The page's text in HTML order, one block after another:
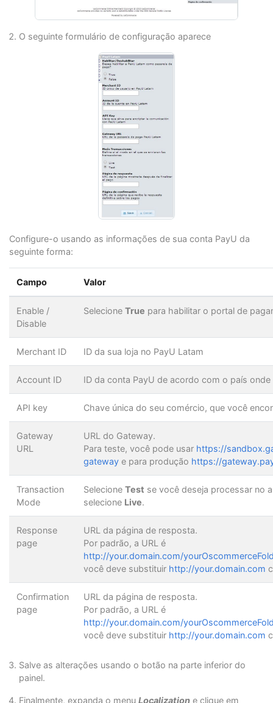
O seguinte formulário de configuração aparece
Configure-o usando as informações de sua conta PayU da
seguinte forma:
Campo Valor
Enable /
Disable
Selecione True para habilitar o portal de
Merchant ID ID da sua loja no PayU Latam
Account ID ID da conta PayU de acordo com o país
API key Chave única do seu comércio, que você
Gateway
URL
URL do Gateway.
Para teste, você pode usar https://
gateway e para produção https://
Transaction
Mode
Selecione Test se você deseja processar no
selecione Live.
Response
page
URL da página de resposta.
Por padrão, a URL é
http://your.domain.com/
você deve substituir http://your.domain.com
Confirmation
page
URL da página de resposta.
Por padrão, a URL é
http://your.domain.com/
você deve substituir http://your.domain.com
Salve as alterações usando o botão na parte inferior do
painel.
Finalmente, expanda o menu Localization e clique em